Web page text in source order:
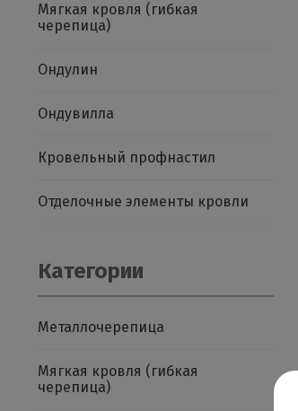
Мягкая кровля (гибкая
черепица)
Ондулин
Ондувилла
Кровельный профнастил
Отделочные элементы кровли
Категории
Металлочерепица
Мягкая кровля (гибкая
черепица)